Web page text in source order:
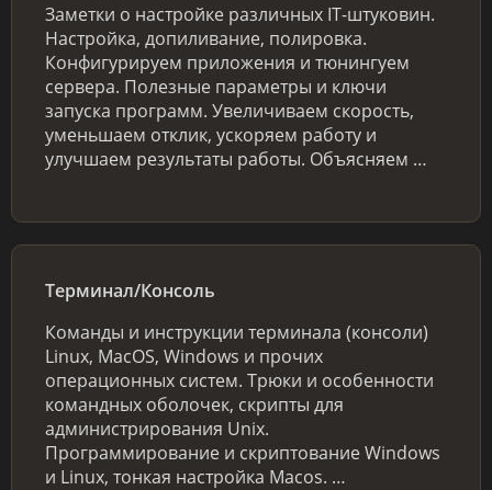
Заметки о настройке различных IT-штуковин.
Настройка, допиливание, полировка.
Конфигурируем приложения и тюнингуем
сервера. Полезные параметры и ключи
запуска программ. Увеличиваем скорость,
уменьшаем отклик, ускоряем работу и
улучшаем результаты работы. Объясняем …
Терминал/Консоль
Команды и инструкции терминала (консоли)
Linux, MacOS, Windows и прочих
операционных систем. Трюки и особенности
командных оболочек, скрипты для
администрирования Unix.
Программирование и скриптование Windows
и Linux, тонкая настройка Macos. …